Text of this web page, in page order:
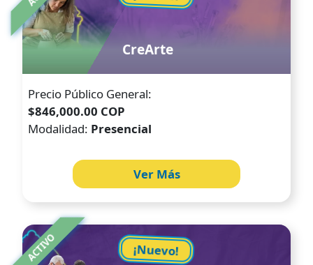
CreArte
Precio Público General:
$846,000.00 COP
Modalidad: Presencial
Ver Más
ACTIVO ¡Nuevo!
Image